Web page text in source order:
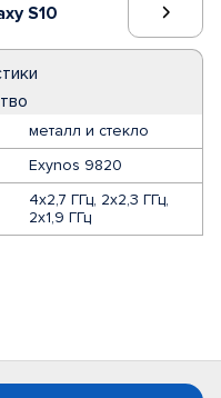
S10
металл и стекло
Exynos 9820
4х2,7 ГГц, 2х2,3 ГГц,
2х1,9 ГГц